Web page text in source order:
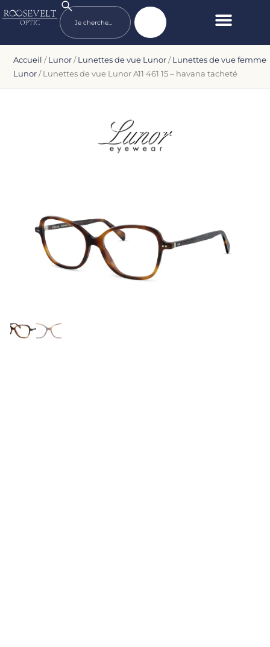
Accueil /Lunor/Lunettes de vue Lunor/Lunettes de vue femme
Lunor/ Lunettes de vue Lunor A11 461 15 – havana tacheté